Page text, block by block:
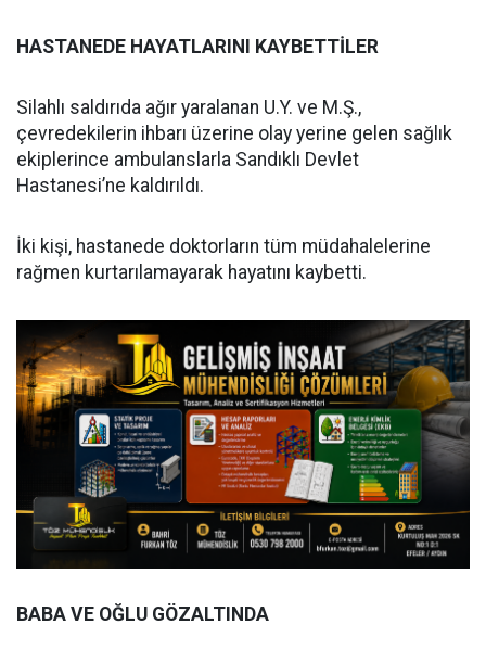
HASTANEDE HAYATLARINI KAYBETTİLER
Silahlı saldırıda ağır yaralanan U.Y. ve M.Ş.,
çevredekilerin ihbarı üzerine olay yerine gelen sağlık
ekiplerince ambulanslarla Sandıklı Devlet
Hastanesi’ne kaldırıldı.
İki kişi, hastanede doktorların tüm müdahalelerine
rağmen kurtarılamayarak hayatını kaybetti.
BABA VE OĞLU GÖZALTINDA